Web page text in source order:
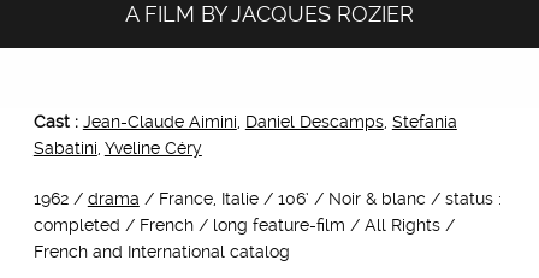
A FILM BYJACQUES ROZIER
Cast : Jean-Claude Aimini Daniel Descamps, Stefania
Sabatini Yveline Céry
1962 / drama / France, Italie / 106’ / Noir & blanc / status :
completed / French / long feature-film / All Rights /
French and International catalog